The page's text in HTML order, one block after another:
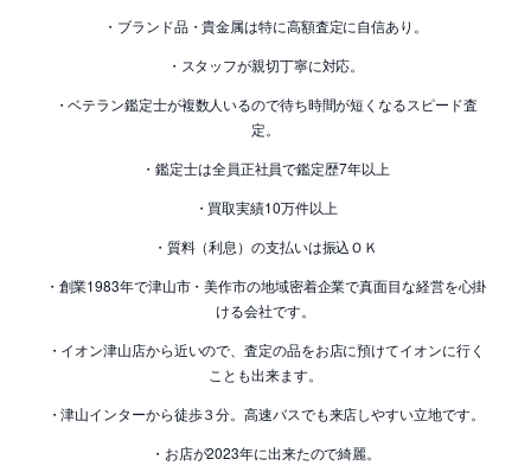
・ブランド品・貴金属は特に高額査定に自信あり。
・スタッフが親切丁寧に対応。
・ベテラン鑑定士が複数人いるので待ち時間が短くなるスピード査
定。
・鑑定士は全員正社員で鑑定歴7年以上
・買取実績10万件以上
・質料（利息）の支払いは振込ＯＫ
・創業1983年で津山市・美作市の地域密着企業で真面目な経営を心掛
ける会社です。
・イオン津山店から近いので、査定の品をお店に預けてイオンに行く
ことも出来ます。
・津山インターから徒歩３分。高速バスでも来店しやすい立地です。
・お店が2023年に出来たので綺麗。